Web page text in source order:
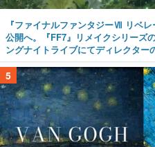
『ファイナルファンタジーⅦ リベ
公開へ。『FF7』リメイクシリーズ
ングナイトライブにてディレクター
5